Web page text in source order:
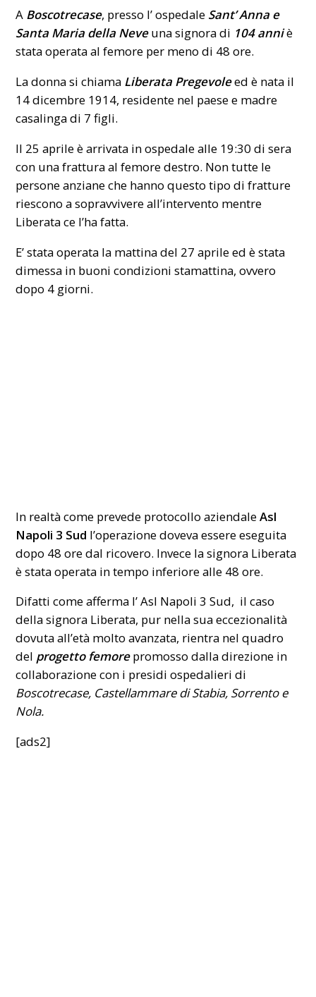
A Boscotrecase, presso l’ ospedale Sant’ Anna e
Santa Maria della Neveuna signora di 104 anniè
stata operata al femore per meno di 48 ore.
La donna si chiama Liberata Pregevoleed è nata il
14 dicembre 1914, residente nel paese e madre
casalinga di 7 figli.
Il 25 aprile è arrivata in ospedale alle 19:30 di sera
con una frattura al femore destro. Non tutte le
persone anziane che hanno questo tipo di fratture
riescono a sopravvivere all’intervento mentre
Liberata ce l’ha fatta.
E’ stata operata la mattina del 27 aprile ed è stata
dimessa in buoni condizioni stamattina, ovvero
dopo 4 giorni.
In realtà come prevede protocollo aziendaleAsl
Napoli 3 Sud l’operazione doveva essere eseguita
dopo 48 ore dal ricovero. Invece la signora Liberata
è stata operata in tempo inferiore alle 48 ore.
Difatti come afferma l’ Asl Napoli 3 Sud, il caso
della signora Liberata, pur nella sua eccezionalità
dovuta all’età molto avanzata, rientra nel quadro
del progetto femorepromosso dalla direzione in
collaborazione con i presidi ospedalieri di
Boscotrecase, Castellammare di Stabia, Sorrento e
Nola.
[ads2]